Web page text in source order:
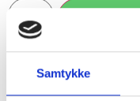
Samtykke